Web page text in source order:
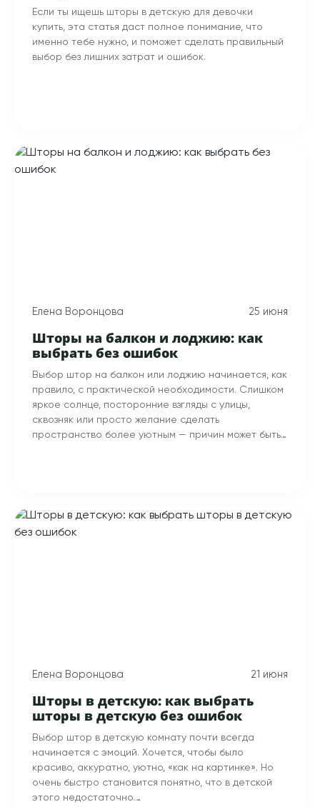
Если ты ищешь шторы в детскую для девочки
купить, эта статья даст полное понимание, что
именно тебе нужно, и поможет сделать правильный
выбор без лишних затрат и ошибок.
Елена Воронцова 25 июня
Шторы на балкон и лоджию: как
выбрать без ошибок
Выбор штор на балкон или лоджию начинается, как
правило, с практической необходимости. Слишком
яркое солнце, посторонние взгляды с улицы,
сквозняк или просто желание сделать
пространство более уютным — причин может быть
Елена Воронцова 21 июня
Шторы в детскую: как выбрать
шторы в детскую без ошибок
Выбор штор в детскую комнату почти всегда
начинается с эмоций. Хочется, чтобы было
красиво, аккуратно, уютно, «как на картинке». Но
очень быстро становится понятно, что в детской
этого недостаточно.